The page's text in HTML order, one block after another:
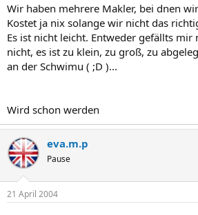
Wir haben mehrere Makler, bei dnen
Kostet ja nix solange wir nicht das
Es ist nicht leicht. Entweder gefällts
nicht, es ist zu klein, zu groß, zu
an der Schwimu ( ;D )...
Wird schon werden
eva.m.p
Pause
21 April 2004